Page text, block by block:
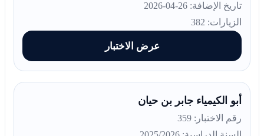
تاريخ الإضافة: 26-04-2026
الزيارات: 382
عرض الاختبار
أبو الكيمياء جابر بن حيان
رقم الاختبار: 359